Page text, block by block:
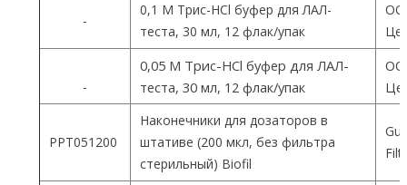
-
0,1 М Трис-HCl буфер для ЛАЛ-
теста, 30 мл, 12 флак/упак
-
0,05 М Трис-HCl буфер для ЛАЛ-
теста, 30 мл, 12 флак/упак
PPT051200
Наконечники для дозаторов в
штативе (200 мкл, без фильтра
стерильный) Biofil